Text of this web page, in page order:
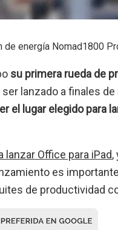
de energía Nomad1800
su primera rueda de
lanzado a finales
el lugar elegido para
lanzar Office para iPad,
es
de productividad